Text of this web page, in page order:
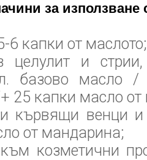
за използване
капки от маслото;
целулит и стрии,
базово масло /
25 капки масло
кървящи венци
от мандарина;
козметични